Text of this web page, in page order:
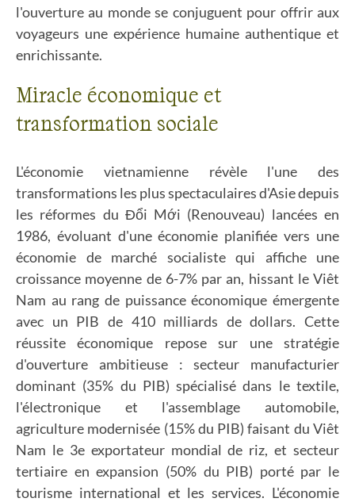
l'ouverture au monde se conjuguent pour offrir aux
voyageurs une expérience humaine authentique et
enrichissante.
Miracle économique et
transformation sociale
L'économie vietnamienne révèle l'une des
transformations les plus spectaculaires d'Asie depuis
les réformes du Đổi Mới (Renouveau) lancées en
1986, évoluant d'une économie planifiée vers une
économie de marché socialiste qui affiche une
croissance moyenne de 6-7% par an, hissant le Viêt
Nam au rang de puissance économique émergente
avec un PIB de 410 milliards de dollars. Cette
réussite économique repose sur une stratégie
d'ouverture ambitieuse : secteur manufacturier
dominant (35% du PIB) spécialisé dans le textile,
l'électronique et l'assemblage automobile,
agriculture modernisée (15% du PIB) faisant du Viêt
Nam le 3e exportateur mondial de riz, et secteur
tertiaire en expansion (50% du PIB) porté par le
tourisme international et les services. L'économie